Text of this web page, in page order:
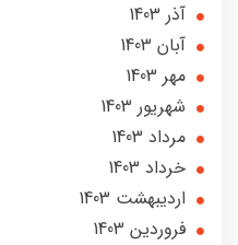
آذر 1403
آبان 1403
مهر 1403
شهریور 1403
مرداد 1403
خرداد 1403
ارديبهشت 1403
فروردین 1403